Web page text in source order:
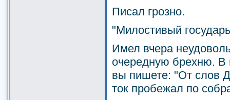
Писал грозно.
"Милостивый
Имел вчера
очередную брехню. В
вы пишете: "От слов
ток пробежал по